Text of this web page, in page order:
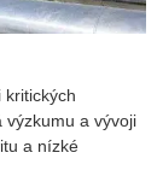
výzkumu a vývoji
a nízké